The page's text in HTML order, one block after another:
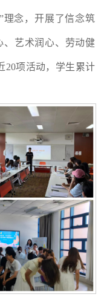
理念，开展了信念筑
、艺术润心、劳动健
20项活动，学生累计